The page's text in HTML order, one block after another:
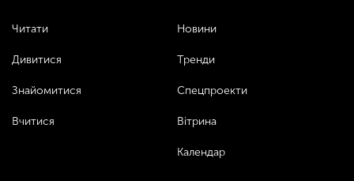
Читати
Дивитися
Знайомитися
Вчитися
Новини
Тренди
Спецпроекти
Вітрина
Календар